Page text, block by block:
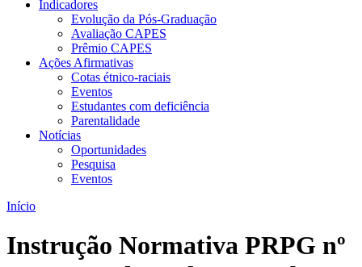
Indicadores
Evolução da Pós-Graduação
Avaliação CAPES
Prêmio CAPES
Ações Afirmativas
Cotas étnico-raciais
Eventos
Estudantes com deficiência
Parentalidade
Notícias
Oportunidades
Pesquisa
Eventos
Início
Instrução Normativa PRPG nº